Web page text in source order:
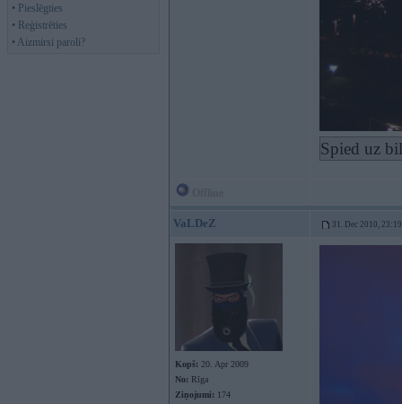
• Pieslēgties
• Reģistrēties
• Aizmirsi paroli?
Spied uz
VaLDeZ 31. Dec 2010, 23:19
Kopš: 20. Apr 2009
No: Rīga
Ziņojumi: 174